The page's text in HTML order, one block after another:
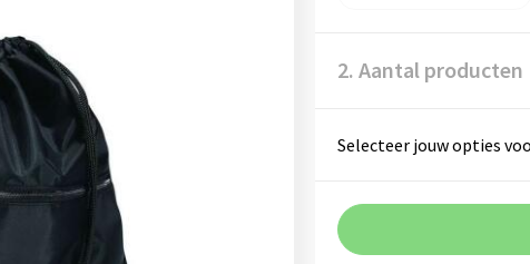
2. Aantal producten
Selecteer jouw opties